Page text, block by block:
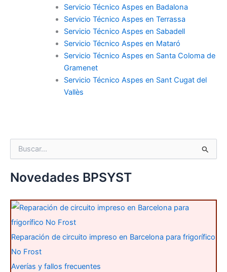
Servicio Técnico Aspes en Badalona
Servicio Técnico Aspes en Terrassa
Servicio Técnico Aspes en Sabadell
Servicio Técnico Aspes en Mataró
Servicio Técnico Aspes en Santa Coloma de
Gramenet
Servicio Técnico Aspes en Sant Cugat del
Vallès
c
a
p
r
Novedades BPSYST
Reparación de circuito impreso en Barcelona para frigorífico
No Frost
Averías y fallos frecuentes